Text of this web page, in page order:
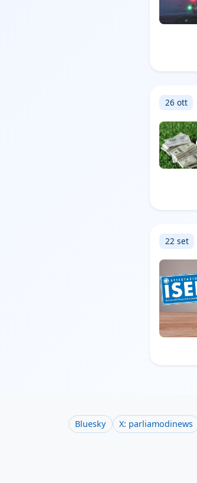
26 ott
22 set
Bluesky X: parliamodinews